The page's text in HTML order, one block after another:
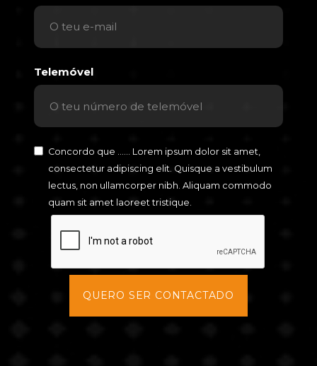
Telemóvel
Concordo que ...... Lorem ipsum dolor sit amet,
consectetur adipiscing elit. Quisque a vestibulum
lectus, non ullamcorper nibh. Aliquam commodo
quam sit amet laoreet tristique.